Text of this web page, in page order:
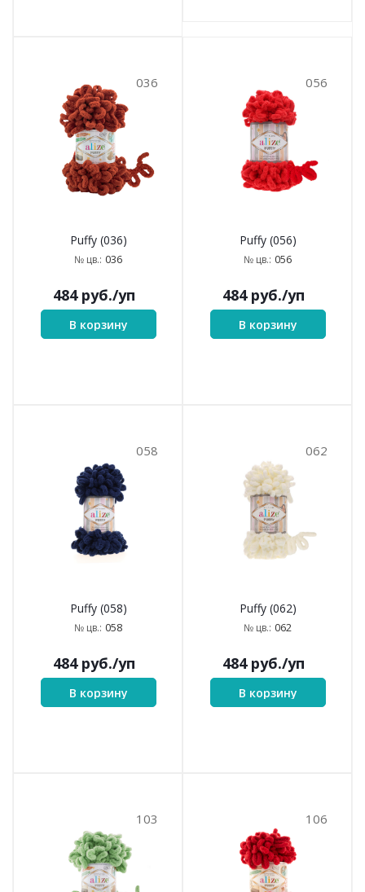
036
Puffy (036)
№ цв.: 036
484руб./уп
В корзину
056
Puffy (056)
№ цв.: 056
484руб./уп
В корзину
058
Puffy (058)
№ цв.: 058
484руб./уп
В корзину
062
Puffy (062)
№ цв.: 062
484руб./уп
В корзину
103 106